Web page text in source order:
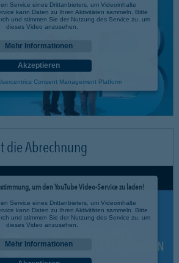
Service eines Drittanbieters, um Videoinhalte
kann Daten zu Ihren Aktivitäten sammeln. Bitte
und stimmen Sie der Nutzung des Service zu, um
dieses Video anzusehen.
Mehr Informationen
Akzeptieren
Consent Management Platform
die Abrechnung
um den YouTube Video-Service zu laden!
Service eines Drittanbieters, um Videoinhalte
kann Daten zu Ihren Aktivitäten sammeln. Bitte
und stimmen Sie der Nutzung des Service zu, um
dieses Video anzusehen.
Mehr Informationen